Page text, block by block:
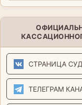
СТРАНИЦА
ТЕЛЕГРАМ